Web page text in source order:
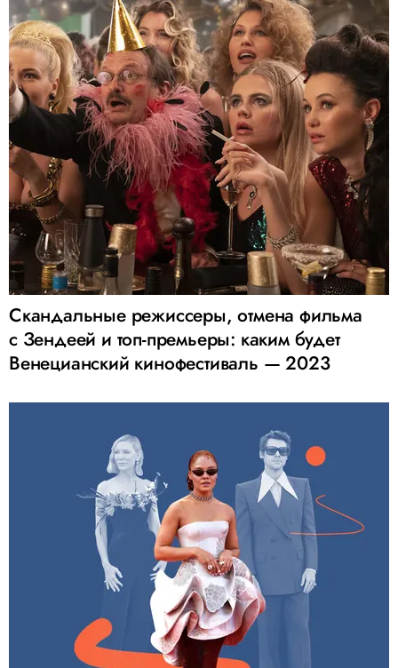
Скандальные режиссеры, отмена фильма
с Зендеей и топ-премьеры: каким будет
Венецианский кинофестиваль — 2023